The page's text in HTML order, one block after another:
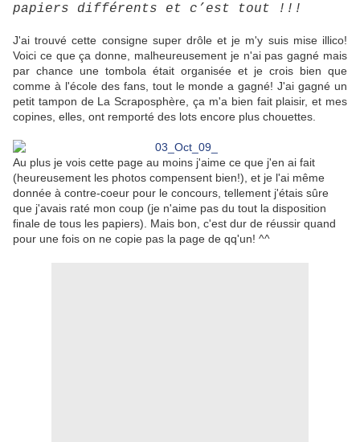
papiers différents et c’est tout !!!
J'ai trouvé cette consigne super drôle et je m'y suis mise illico!
Voici ce que ça donne, malheureusement je n'ai pas gagné mais
par chance une tombola était organisée et je crois bien que
comme à l'école des fans, tout le monde a gagné! J'ai gagné un
petit tampon de La Scraposphère, ça m'a bien fait plaisir, et mes
copines, elles, ont remporté des lots encore plus chouettes.
Au plus je vois cette page au moins j'aime ce que j'en ai fait
(heureusement les photos compensent bien!), et je l'ai même
donnée à contre-coeur pour le concours, tellement j'étais sûre
que j'avais raté mon coup (je n'aime pas du tout la disposition
finale de tous les papiers). Mais bon, c'est dur de réussir quand
pour une fois on ne copie pas la page de qq'un! ^^